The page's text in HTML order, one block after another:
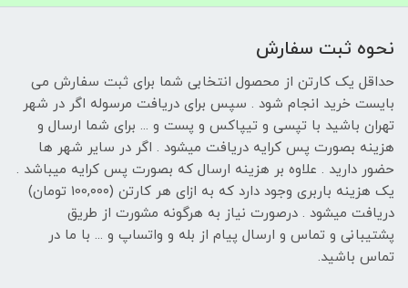
نحوه ثبت سفارش
حداقل یک کارتن از محصول انتخابی شما برای ثبت سفارش می
بایست خرید انجام شود . سپس برای دریافت مرسوله اگر در شهر
تهران باشید با تپسی و تیپاکس و پست و ... برای شما ارسال و
هزینه بصورت پس کرایه دریافت میشود . اگر در سایر شهر ها
حضور دارید . علاوه بر هزینه ارسال که بصورت پس کرایه میباشد .
یک هزینه باربری وجود دارد که به ازای هر کارتن (100,۰۰۰ تومان)
دریافت میشود . درصورت نیاز به هرگونه مشورت از طریق
پشتیبانی و تماس و ارسال پیام از بله و واتساپ و ... با ما در
تماس باشید.